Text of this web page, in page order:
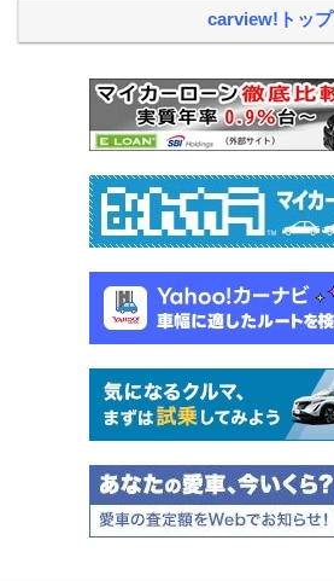
carview!トップ